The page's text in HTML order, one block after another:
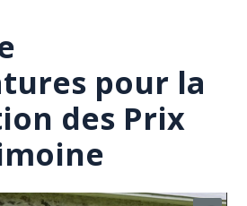
pour la
des Prix